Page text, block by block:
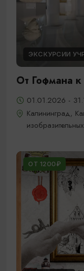
ЭКСКУРСИИ
От Гофмана к
01.01.2026 -
Калининград,
ОТ 1200₽